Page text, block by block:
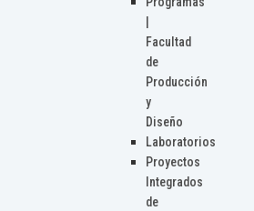
Facultad
de
Producción
y
Diseño
Laboratorios
Proyectos
Integrados
de